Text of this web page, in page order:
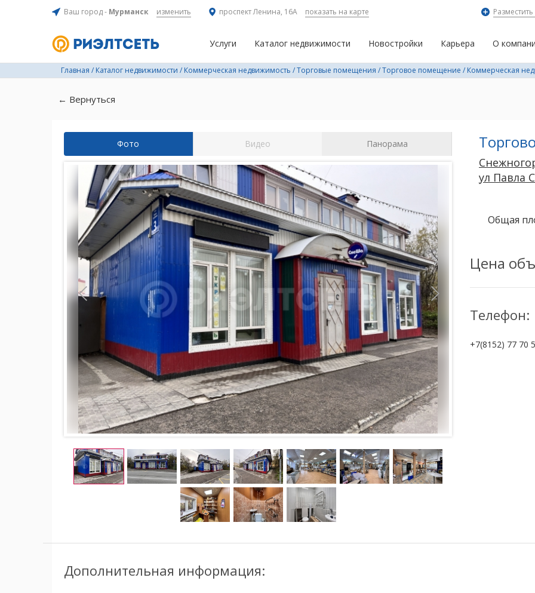
Ваш город - Мурманск изменить проспект Ленина, 16А показать на карте
Услуги Каталог недвижимости Новостройки Карьера О
Главная / Каталог недвижимости / Коммерческая недвижимость /Торговые помещения /Торговое помещение / Коммерческая
← Вернуться
Фото Видео Панорама
ул Павла
Общая
Цена
Телефон:
+7(8152) 77 70
Дополнительная информация: